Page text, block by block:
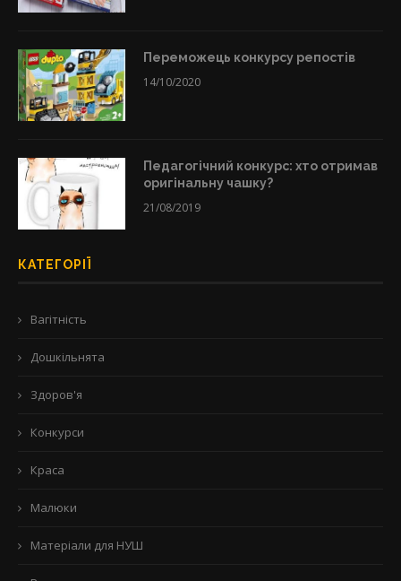
Переможець конкурсу репостів
14/10/2020
Педагогічний конкурс: хто отримав
оригінальну чашку?
21/08/2019
КАТЕГОРІЇ
Вагітність
Дошкільнята
Здоров'я
Конкурси
Краса
Малюки
Матеріали для НУШ